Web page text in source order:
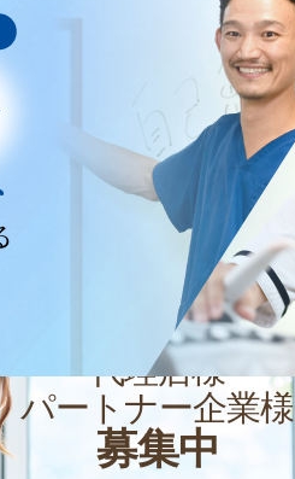
学ぶ
代理店様
パートナー企業様
募集中